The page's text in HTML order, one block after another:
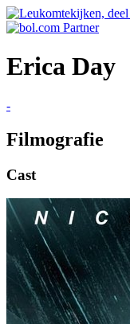
Erica Day
-
Filmografie
Cast